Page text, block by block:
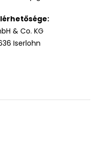
& Co. KG
Iserlohn